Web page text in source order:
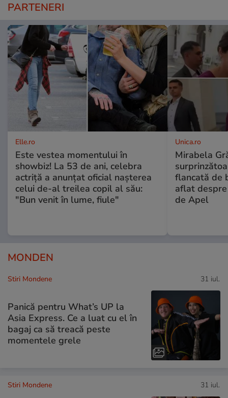
PARTENERI
Elle.ro
Este vestea momentului în
showbiz! La 53 de ani, celebra
actriță a anunțat oficial nașterea
celui de-al treilea copil al său:
"Bun venit în lume, fiule"
Unica.ro
Mirabela
flancată de
aflat
de Apel
MONDEN
Stiri Mondene 31 iul.
Panică pentru What’s UP la
Asia Express. Ce a luat cu el în
bagaj ca să treacă peste
momentele grele
Stiri Mondene 31 iul.